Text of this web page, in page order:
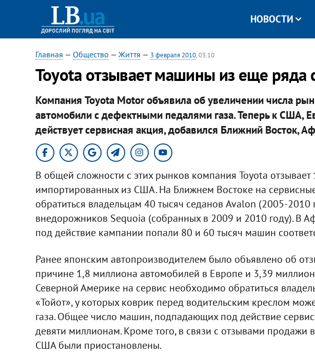
НОВОСТИ
Главная — Общество — Життя — 3 февраля 2010, 03:10
Toyota отзывает машины из еще ряда
Компания Toyota Motor объявила об увеличении числа
автомобили с дефектными педалями газа. Теперь к США,
действует сервисная акция, добавился Ближний Восток,
В общей сложности с этих рынков компания Toyota отзывает
импортированных из США. На Ближнем Востоке на
обратиться владельцам 40 тысяч седанов Avalon (2005-2010
внедорожников Sequoia (собранных в 2009 и 2010 году). В
под действие кампании попали 80 и 60 тысяч машин
Ранее японским автопроизводителем было объявлено об
причине 1,8 миллиона автомобилей в Европе и 3,39
Северной Америке на сервис необходимо обратиться
«Тойот», у которых коврик перед водительским креслом
газа. Общее число машин, подпадающих под действие
девяти миллионам. Кроме того, в связи с отзывами продажи
США были приостановлены.